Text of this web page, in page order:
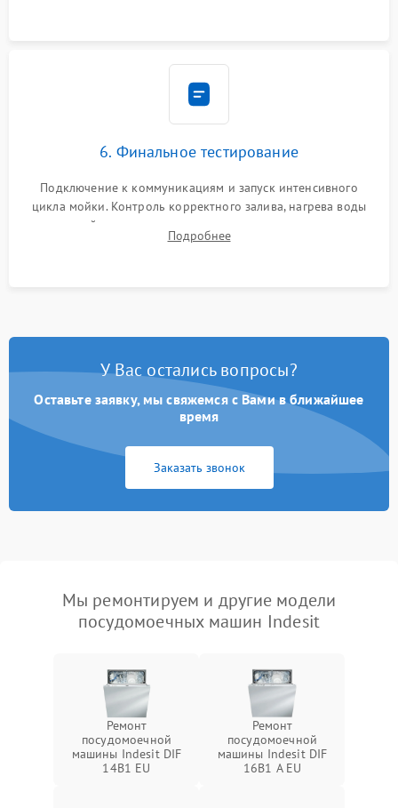
6. Финальное тестирование
Подключение к коммуникациям и запуск интенсивного
цикла мойки. Контроль корректного залива, нагрева воды
до нужной температуры, отсутствия посторонних шумов,
штатного слива и абсолютной сухости в поддоне.
Подробнее
У Вас остались вопросы?
Оставьте заявку, мы свяжемся с Вами в ближайшее
время
Заказать звонок
Мы ремонтируем и другие модели
посудомоечных машин Indesit
Ремонт
посудомоечной
машины Indesit DIF
14B1 EU
Ремонт
посудомоечной
машины Indesit DIF
16B1 A EU